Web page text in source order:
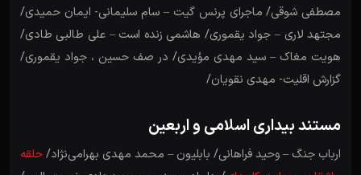
مصطفی شوقی/ ماجرای پرنس گیت – سام سلیمانی- ایمان حمیدی/
مجتهد لاری – جواد یقموری/ هاشمی زنده است – علی طالبی طادی/
هویت مغاک – سید مهدی مؤیدی/ در صف حسین ، جواد یقموری/
گزارش اقلیت- مهدی نقویان/
مستند بیداری اسلامی و اربعین
ارباب جنگ – وحید فراهانی/ بابلیون – محمد مهدی بهرامی‌نژاد/حلقه